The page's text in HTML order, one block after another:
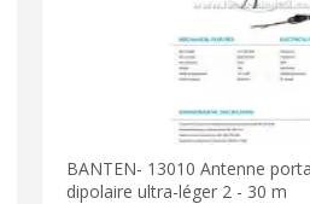
BANTEN- 13010 Antenne
dipolaire ultra-léger 2 - 30 m